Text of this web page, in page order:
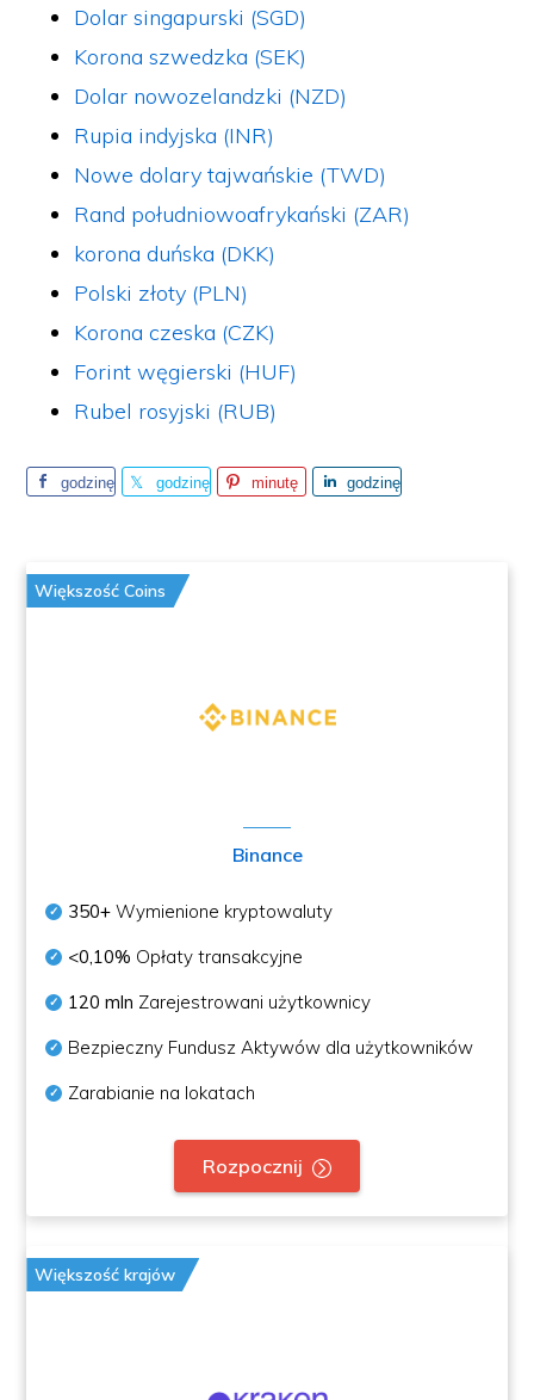
Dolar singapurski (SGD)
Korona szwedzka (SEK)
Dolar nowozelandzki (NZD)
Rupia indyjska (INR)
Nowe dolary tajwańskie (TWD)
Rand południowoafrykański (ZAR)
korona duńska (DKK)
Polski złoty (PLN)
Korona czeska (CZK)
Forint węgierski (HUF)
Rubel rosyjski (RUB)
godzinę
godzinę
minutę
godzinę
Większość Coins
Binance
350+ Wymienione kryptowaluty
<0,10% Opłaty transakcyjne
120 mln Zarejestrowani użytkownicy
Bezpieczny Fundusz Aktywów dla użytkowników
Zarabianie na lokatach
Rozpocznij
Większość krajów